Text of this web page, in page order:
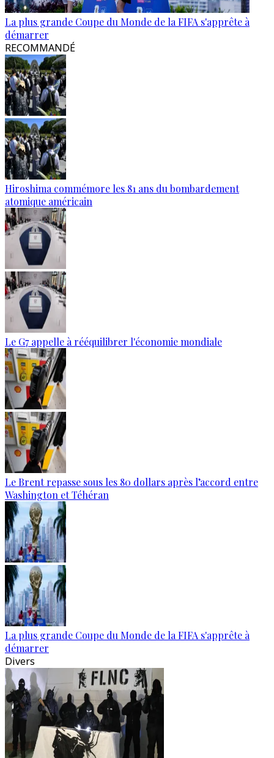
La plus grande Coupe du Monde de la FIFA s'apprête à
démarrer
RECOMMANDÉ
Hiroshima commémore les 81 ans du bombardement
atomique américain
Le G7 appelle à rééquilibrer l'économie mondiale
Le Brent repasse sous les 80 dollars après l’accord entre
Washington et Téhéran
La plus grande Coupe du Monde de la FIFA s'apprête à
démarrer
Divers